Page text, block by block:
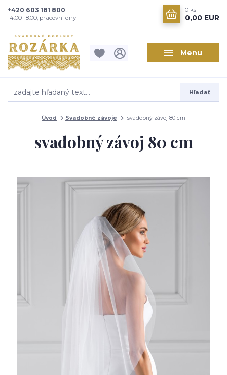
Menu
Hľadať
+420 603 181 800
14:00-18:00, pracovní dny
0 ks
0,00 EUR
Úvod Svadobné závoje svadobný závoj 80 cm
svadobný závoj 80 cm